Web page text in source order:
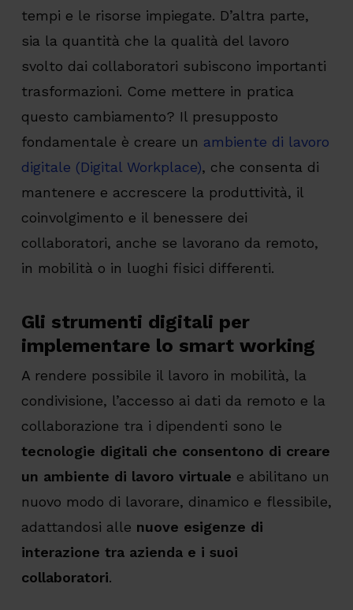
tempi e le risorse impiegate. D’altra parte,
sia la quantità che la qualità del lavoro
svolto dai collaboratori subiscono importanti
trasformazioni. Come mettere in pratica
questo cambiamento? Il presupposto
fondamentale è creare un ambiente di lavoro
digitale (Digital Workplace), che consenta di
mantenere e accrescere la produttività, il
coinvolgimento e il benessere dei
collaboratori, anche se lavorano da remoto,
in mobilità o in luoghi fisici differenti.
Gli strumenti digitali per
implementare lo smart working
A rendere possibile il lavoro in mobilità, la
condivisione, l’accesso ai dati da remoto e la
collaborazione tra i dipendenti sono le
tecnologie digitali che consentono di creare
un ambiente di lavoro virtuale e abilitano un
nuovo modo di lavorare, dinamico e flessibile,
adattandosi alle nuove esigenze di
interazione tra azienda e i suoi
collaboratori.